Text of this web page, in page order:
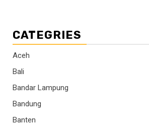
CATEGRIES
Aceh
Bali
Bandar Lampung
Bandung
Banten